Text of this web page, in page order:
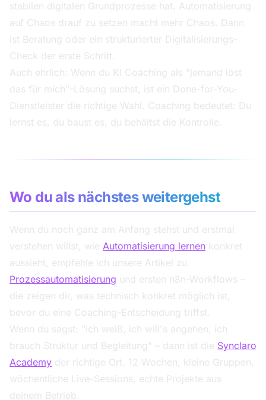
stabilen digitalen Grundprozesse hat. Automatisierung
auf Chaos drauf zu setzen macht mehr Chaos. Dann
ist Beratung oder ein strukturierter Digitalisierungs-
Check der erste Schritt.
Auch ehrlich: Wenn du KI Coaching als "jemand löst
das für mich"-Lösung suchst, ist ein Done-for-You-
Dienstleister die richtige Wahl. Coaching bedeutet: Du
lernst es, du baust es, du behältst die Kontrolle.
Wo du als nächstes weitergehst
Wenn du noch ganz am Anfang stehst und erstmal
verstehen willst, wie Automatisierung lernen konkret
aussieht, empfehle ich unsere Artikel zu
Prozessautomatisierung und ersten n8n-Workflows –
die zeigen dir, was technisch konkret möglich ist,
bevor du eine Coaching-Entscheidung triffst.
Wenn du sagst: "Ich weiß, ich will's angehen, ich
brauch Struktur und Begleitung" – dann ist die Synclaro
Academy der richtige Ort. 12 Wochen, kleine Gruppen,
wöchentliche Live-Sessions, echte Projekte aus
deinem Betrieb.